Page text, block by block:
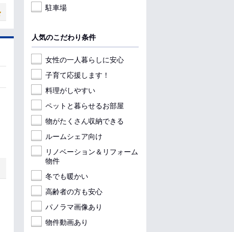
駐車場
人気のこだわり条件
女性の一人暮らしに安心
子育て応援します！
料理がしやすい
ペットと暮らせるお部屋
物がたくさん収納できる
ルームシェア向け
リノベーション＆リフォーム
物件
冬でも暖かい
高齢者の方も安心
パノラマ画像あり
物件動画あり